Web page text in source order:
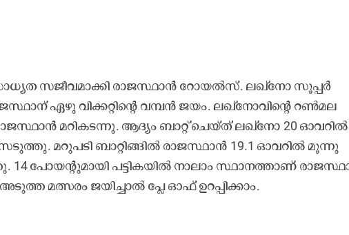
സജീവമാക്കി രാജസ്ഥാൻ റോയൽസ്. ലഖ്നോ സൂപ്പർ
ഏഴു വിക്കറ്റിന്‍റെ വമ്പൻ ജയം. ലഖ്നോവിന്‍റെ റൺമല
മറികടന്നു. ആദ്യം ബാറ്റ് ചെയ്ത് ലഖ്നോ 20 ഓവറിൽ
മറുപടി ബാറ്റിങ്ങിൽ രാജസ്ഥാൻ 19.1 ഓവറിൽ മൂന്നു
14 പോയന്റുമായി പട്ടികയിൽ നാലാം സ്ഥാനത്താണ്
മത്സരം ജയിച്ചാൽ പ്ലേ ഓഫ് ഉറപ്പിക്കാം.